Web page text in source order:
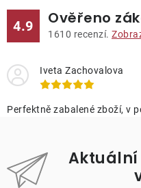
4.9 Ověřeno
1610 recenzí.
Iveta Zachovalova
Perfektně zabalené zboží, v
Aktuální